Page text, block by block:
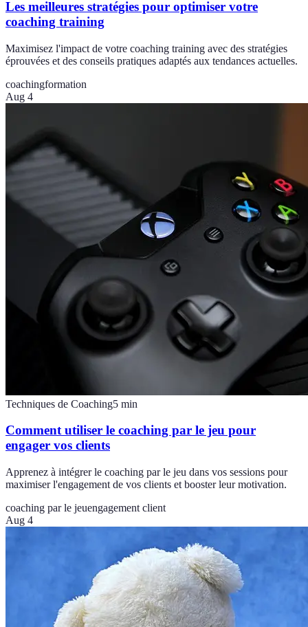
Les meilleures stratégies pour optimiser votre
coaching training
Maximisez l'impact de votre coaching training avec des stratégies
éprouvées et des conseils pratiques adaptés aux tendances actuelles.
coachingformation
Aug 4
Techniques de Coaching5 min
Comment utiliser le coaching par le jeu pour
engager vos clients
Apprenez à intégrer le coaching par le jeu dans vos sessions pour
maximiser l'engagement de vos clients et booster leur motivation.
coaching par le jeuengagement client
Aug 4